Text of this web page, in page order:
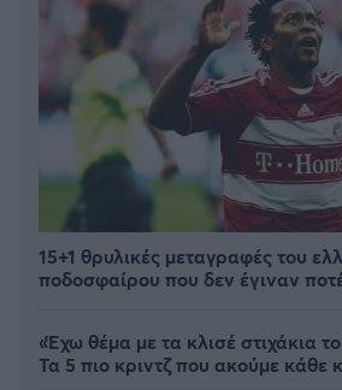
15+1 θρυλικές μεταγραφές του
ποδοσφαίρου που δεν έγιναν
«Έχω θέμα με τα κλισέ στιχάκια
Τα 5 πιο κριντζ που ακούμε κάθε